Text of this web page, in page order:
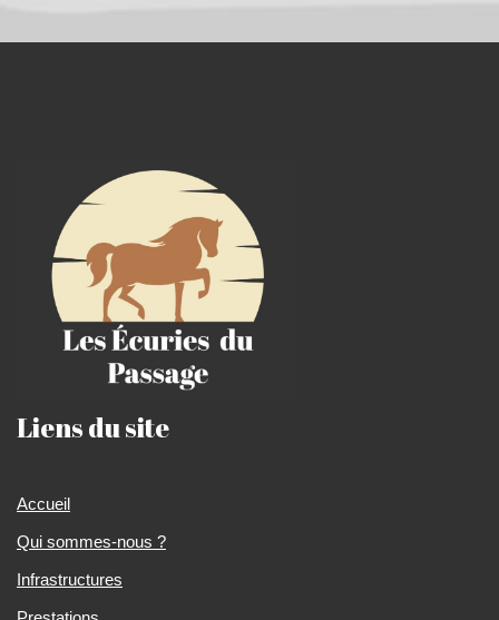
Liens du site
Accueil
Qui sommes-nous ?
Infrastructures